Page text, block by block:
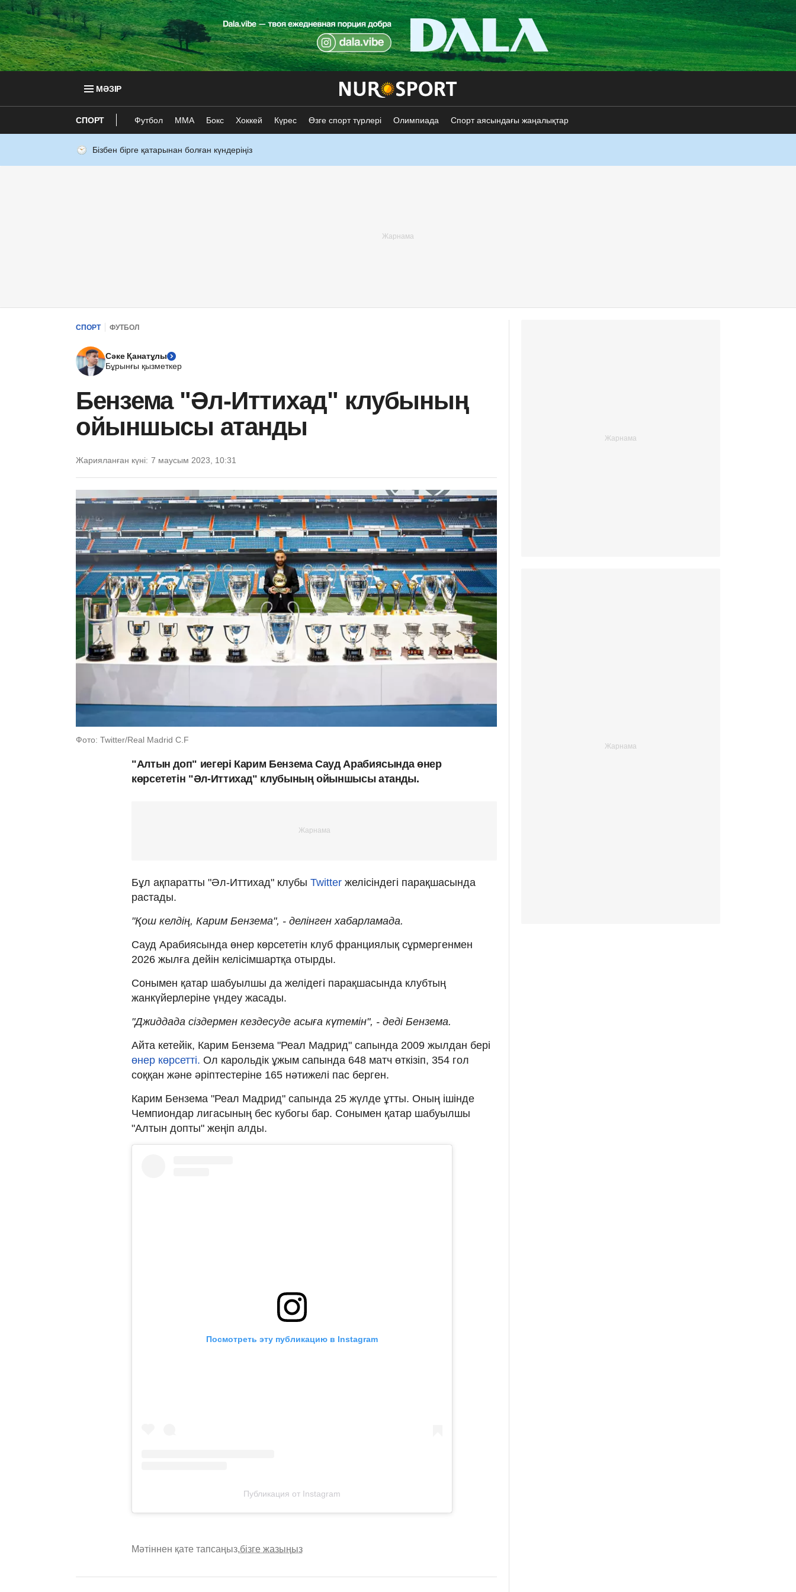
МӘЗІР
СПОРТ Футбол ММА Бокс Хоккей Күрес Өзге спорт түрлері Олимпиада Спорт аясындағы жаңалықтар
Бізбен бірге қатарынан болған күндеріңіз
СПОРТ ФУТБОЛ
Сәке Қанатұлы
Бұрынғы қызметкер
Бензема "Әл-Иттихад" клубының
ойыншысы атанды
Жарияланған күні: 7 маусым 2023, 10:31
Фото: Twitter/Real Madrid C.F
"Алтын доп" иегері Карим Бензема Сауд Арабиясында өнер
көрсететін "Әл-Иттихад" клубының ойыншысы атанды.
Бұл ақпаратты "Әл-Иттихад" клубы Twitter желісіндегі парақшасында
растады.
"Қош келдің, Карим Бензема", - делінген хабарламада.
Сауд Арабиясында өнер көрсететін клуб франциялық сұрмергенмен
2026 жылға дейін келісімшартқа отырды.
Сонымен қатар шабуылшы да желідегі парақшасында клубтың
жанкүйерлеріне үндеу жасады.
"Джиддада сіздермен кездесуде асыға күтемін", - деді Бензема.
Айта кетейік, Карим Бензема "Реал Мадрид" сапында 2009 жылдан бері
өнер көрсетті. Ол карольдік ұжым сапында 648 матч өткізіп, 354 гол
соққан және әріптестеріне 165 нәтижелі пас берген.
Карим Бензема "Реал Мадрид" сапында 25 жүлде ұтты. Оның ішінде
Чемпиондар лигасының бес кубогы бар. Сонымен қатар шабуылшы
"Алтын допты" жеңіп алды.
Посмотреть эту публикацию в Instagram
Публикация от Instagram
Мәтіннен қате тапсаңыз,бізге жазыңыз